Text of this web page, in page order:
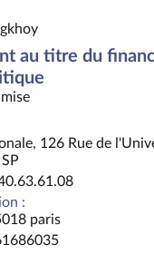
au titre du
126 Rue de
:
paris